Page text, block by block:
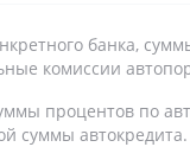
банка,
комиссии
процентов по
суммы